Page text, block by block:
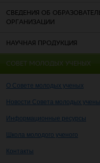
СВЕДЕНИЯ ОБ
ОРГАНИЗАЦИИ
НАУЧНАЯ ПРОДУКЦИЯ
СОВЕТ МОЛОДЫХ УЧЕНЫХ
О Совете молодых ученых
Новости Совета молодых
Информационные ресурсы
Школа молодого ученого
Контакты